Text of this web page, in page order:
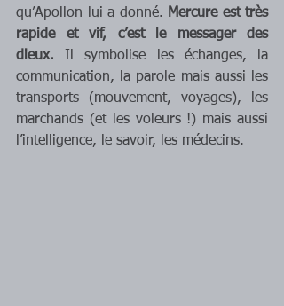
qu’Apollon lui a donné. Mercure est très
rapide et vif, c’est le messager des
dieux. Il symbolise les échanges, la
communication, la parole mais aussi les
transports (mouvement, voyages), les
marchands (et les voleurs !) mais aussi
l’intelligence, le savoir, les médecins.